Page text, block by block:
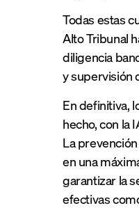
Todas estas
Alto Tribunal
diligencia
y supervisión
En definitiva,
hecho, con la
La
en una
garantizar la
efectivas